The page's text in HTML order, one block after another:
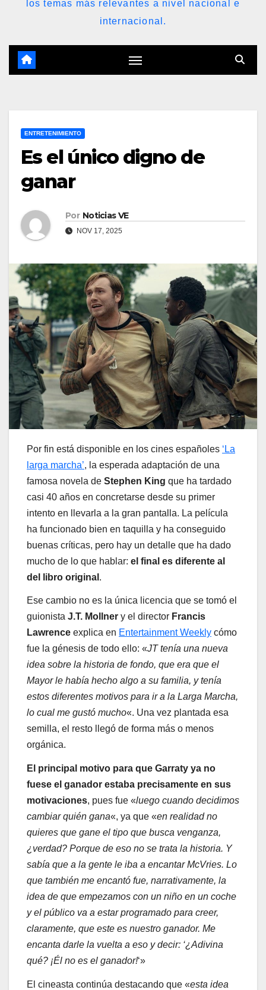
los temas más relevantes a nivel nacional e
internacional.
ENTRETENIMIENTO
Es el único digno de
ganar
Por Noticias VE
NOV 17, 2025
Por fin está disponible en los cines españoles ‘La
larga marcha’, la esperada adaptación de una
famosa novela de Stephen King que ha tardado
casi 40 años en concretarse desde su primer
intento en llevarla a la gran pantalla. La película
ha funcionado bien en taquilla y ha conseguido
buenas críticas, pero hay un detalle que ha dado
mucho de lo que hablar: el final es diferente al
del libro original .
Ese cambio no es la única licencia que se tomó el
guionista J.T. Mollner y el director Francis
Lawrence explica en Entertainment Weekly cómo
fue la génesis de todo ello: «JT tenía una nueva
idea sobre la historia de fondo, que era que el
Mayor le había hecho algo a su familia, y tenía
estos diferentes motivos para ir a la Larga Marcha,
lo cual me gustó mucho«. Una vez plantada esa
semilla, el resto llegó de forma más o menos
orgánica.
El principal motivo para que Garraty ya no
fuese el ganador estaba precisamente en sus
motivaciones, pues fue «luego cuando decidimos
cambiar quién gana«, ya que «en realidad no
quieres que gane el tipo que busca venganza,
¿verdad? Porque de eso no se trata la historia. Y
sabía que a la gente le iba a encantar McVries. Lo
que también me encantó fue, narrativamente, la
idea de que empezamos con un niño en un coche
y el público va a estar programado para creer,
claramente, que este es nuestro ganador. Me
encanta darle la vuelta a eso y decir: ‘¿Adivina
qué? ¡Él no es el ganador!‘»
El cineasta continúa destacando que «esta idea